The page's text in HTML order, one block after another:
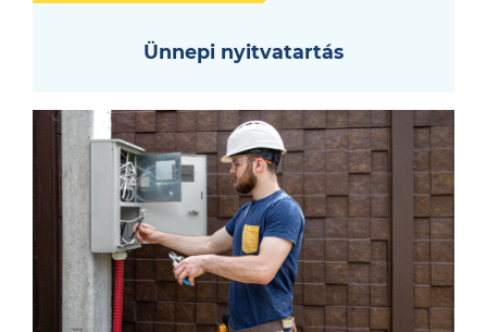
Ünnepi nyitvatartás